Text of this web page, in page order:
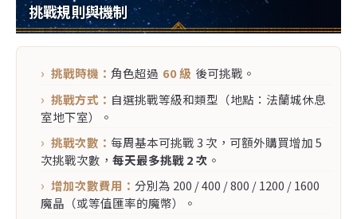
挑戰規則與機制
挑戰時機： 角色超過 60 級 後可挑戰。
挑戰方式： 自選挑戰等級和類型（地點：法蘭城休息
室地下室）。
挑戰次數： 每周基本可挑戰 3 次，可額外購買增加 5
次挑戰次數， 每天最多挑戰 2 次 。
增加次數費用： 分別為 200 / 400 / 800 / 1200 / 1600
魔晶（或等值匯率的魔幣）。